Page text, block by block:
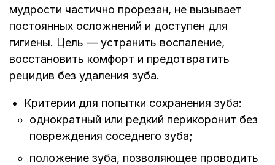
мудрости частично прорезан, не вызывает
постоянных осложнений и доступен для
гигиены. Цель — устранить воспаление,
восстановить комфорт и предотвратить
рецидив без удаления зуба.
Критерии для попытки сохранения зуба:
однократный или редкий перикоронит без
повреждения соседнего зуба;
положение зуба, позволяющее проводить